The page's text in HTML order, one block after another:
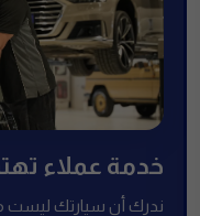
خدمة عملاء
ندرك أن سيارتك ليست